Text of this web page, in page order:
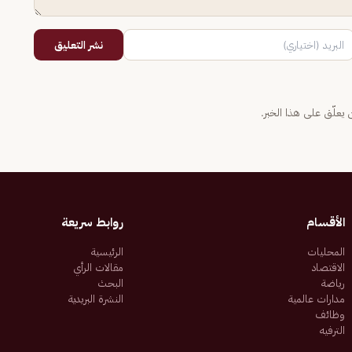
نشر التعليق
على هذا الخبر.
الأقسام
المحليات
الاقتصاد
رياضة
مدارات عالمية
وظائف
الترفيه
روابط سريعة
الرئيسية
مقالات الرأي
البحث
النشرة البريدية